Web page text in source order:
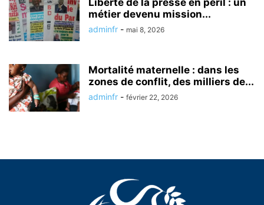
Liberté de la presse en péril : un
métier devenu mission...
adminfr - mai 8, 2026
Mortalité maternelle : dans les
zones de conflit, des milliers de...
adminfr - février 22, 2026